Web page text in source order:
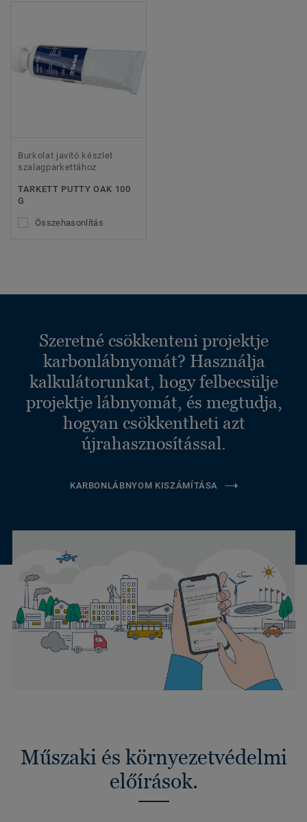
Burkolat javító készlet
szalagparkettához
TARKETT PUTTY OAK 100
G
Összehasonlítás
Szeretné csökkenteni projektje
karbonlábnyomát? Használja
kalkulátorunkat, hogy felbecsülje
projektje lábnyomát, és megtudja,
hogyan csökkentheti azt
újrahasznosítással.
KARBONLÁBNYOM KISZÁMÍTÁSA
Műszaki és környezetvédelmi
előírások.